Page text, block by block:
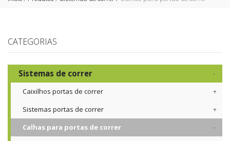
CATEGORIAS
Sistemas de correr
Caixilhos portas de correr
Sistemas portas de correr
Calhas para portas de correr